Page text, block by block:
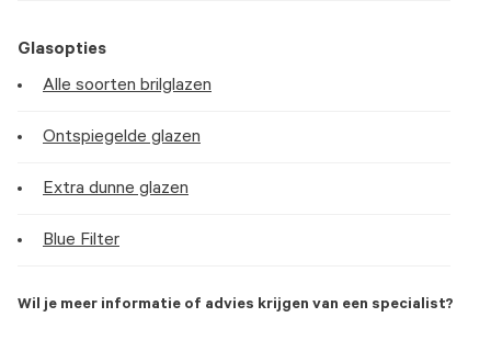
Glasopties
Alle soorten brilglazen
Ontspiegelde glazen
Extra dunne glazen
Blue Filter
Wil je meer informatie of advies krijgen van een specialist?